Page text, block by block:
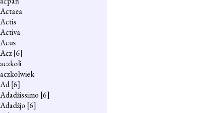
Actaea
Actis
Activa
Acus
Acz[6]
aczkoli
aczkolwiek
Ad[6]
Adadżissimo [6]
Adadżjo [6]